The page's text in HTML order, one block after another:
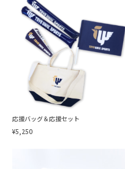
応援バッグ＆応援セット
¥5,250